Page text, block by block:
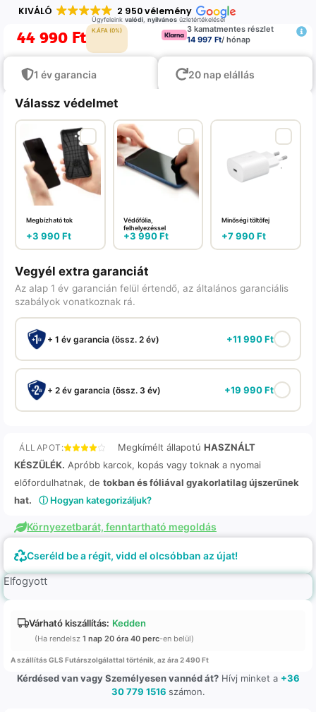
KIVÁLÓ 2 950 vélemény
Ügyfeleink valódi, nyilvánosüzletértékelései
44 990 Ft K.ÁFA (0%)
3 kamatmentes részlet
14 997 Ft/ hónap
1 év garancia 20 nap elállás
Válassz védelmet
Megbízható tok
+3 990Ft
Védőfólia,
felhelyezéssel
+3 990Ft
Minőségi töltőfej
+7 990Ft
Vegyél extra garanciát
Az alap 1 év garancián felül értendő, az általános garanciális
szabályok vonatkoznak rá.
+ 1 év garancia (össz. 2 év) +11 990Ft
+ 2 év garancia (össz. 3 év) +19 990Ft
ÁLLAPOT: Megkímélt állapotú HASZNÁLT
KÉSZÜLÉK. Apróbb karcok, kopás vagy toknak a nyomai
előfordulhatnak, de tokban és fóliával gyakorlatilag újszerűnek
hat.
ⓘ Hogyan kategorizáljuk?
Környezetbarát, fenntartható megoldás
Cseréld be a régit, vidd el olcsóbban az újat!
Elfogyott
Várható kiszállítás: Kedden
(Ha rendelsz 1 nap 20 óra 40 perc-en belül)
A szállítás GLS Futárszolgálattal történik, az ára 2 490 Ft
Kérdésed van vagy Személyesen vannéd át?Hívj minket a +36
30 779 1516 számon.